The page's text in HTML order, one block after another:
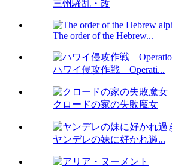
三州騒乱・改
The order of the Hebrew...
ハワイ侵攻作戦 Operati...
クロードの家の失敗魔女
ヤンデレの妹に好かれ過...